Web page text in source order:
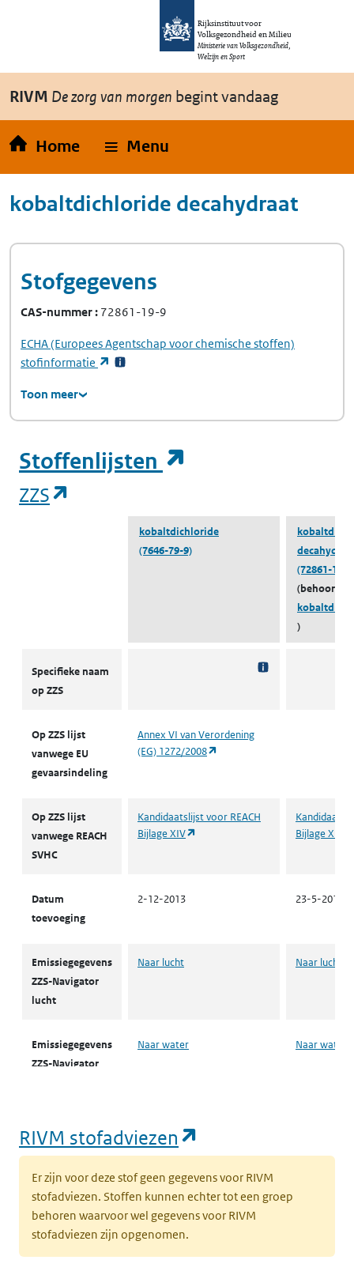
Overslaan en naar de inhoud gaan
Rijksinstituut voor
Volksgezondheid en Milieu
Ministerie van Volksgezondheid,
Welzijn en Sport
RIVM De zorg van morgen begint vandaag
Home Menu
kobaltdichloride decahydraat
Stofgegevens
CAS-nummer 72861-19-9
ECHA(Europees Agentschap voor chemische stoffen)
stofinformatie
(opent in een nieuw tabblad)
Toon meer
Stoffenlijsten
ZZS
kobaltdichloride
(7646-79-9)
(72861-19-
(behoort
)
Specifieke naam
op ZZS
Op ZZS lijst
vanwege EU
gevaarsindeling
Annex VI van Verordening
(EG) 1272/2008
Op ZZS lijst
vanwege REACH
SVHC
Kandidaatslijst voor REACH
Bijlage XIV
(opent in een nieuw tabblad)
Bijlage XIV
Datum
toevoeging
2-12-2013 23-5-2019
Emissiegegevens
ZZS-Navigator
lucht
Naar lucht Naar lucht
Emissiegegevens
ZZS-Navigator
Naar water Naar water
Zoeker
Naar ZZS in afval Zoeker
RIVM stofadviezen
Er zijn voor deze stof geen gegevens voor RIVM
stofadviezen. Stoffen kunnen echter tot een groep
behoren waarvoor wel gegevens voor RIVM
stofadviezen zijn opgenomen.